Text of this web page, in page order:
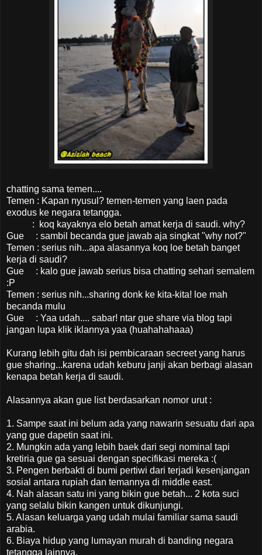
chatting sama temen....
Temen : Kapan nyusul? temen-temen yang laen pada
exodus ke negara tetangga.
: koq kayaknya elo betah amat kerja di saudi. why?
Gue : sambil becanda gue jawab aja singkat "why not?"
Temen : serius nih...apa alasannya koq loe betah banget
kerja di saudi?
Gue : kalo gue jawab serius bisa chatting sehari semalem
:P
Temen : serius nih...sharing donk ke kita-kita! loe mah
becanda mulu
Gue : Yaa udah.... sabar! ntar gue share via blog tapi
jangan lupa klik iklannya yaa (huahahahaaa)
Kurang lebih gitu dah isi pembicaraan secreet yang harus
gue sharing...karena udah keburu janji akan berbagi alasan
kenapa betah kerja di saudi.
Alasannya akan gue list berdasarkan nomor urut :
1. Sampe saat ini belum ada yang nawarin sesuatu dari apa
yang gue dapetin saat ini.
2. Mungkin ada yang lebih baek dari segi nominal tapi
kretiria gue ga sesuai dengan specifikasi mereka :(
3. Pengen berbakti di bumi pertiwi dari terjadi kesenjangan
sosial antara rupiah dan temannya di middle east.
4. Nah alasan satu ini yang bikin gue betah... 2 kota suci
yang selalu bikin kangen untuk dikunjungi.
5. Alasan keluarga yang udah mulai familiar sama saudi
arabia.
6. Biaya hidup yang lumayan murah di banding negara
tetangga lainnya.